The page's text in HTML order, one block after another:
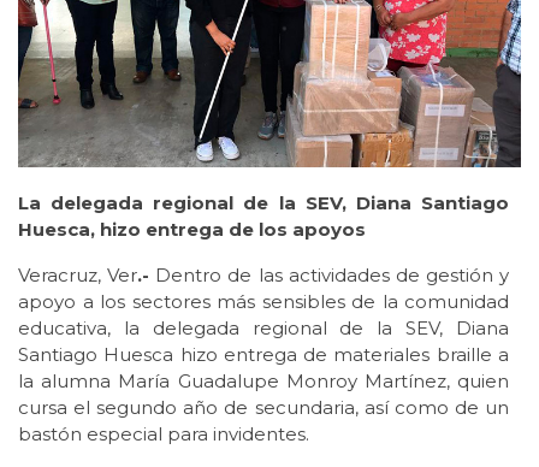
La delegada regional de la SEV, Diana Santiago
Huesca, hizo entrega de los apoyos
Veracruz, Ver.- Dentro de las actividades de gestión y
apoyo a los sectores más sensibles de la comunidad
educativa, la delegada regional de la SEV, Diana
Santiago Huesca hizo entrega de materiales braille a
la alumna María Guadalupe Monroy Martínez, quien
cursa el segundo año de secundaria, así como de un
bastón especial para invidentes.